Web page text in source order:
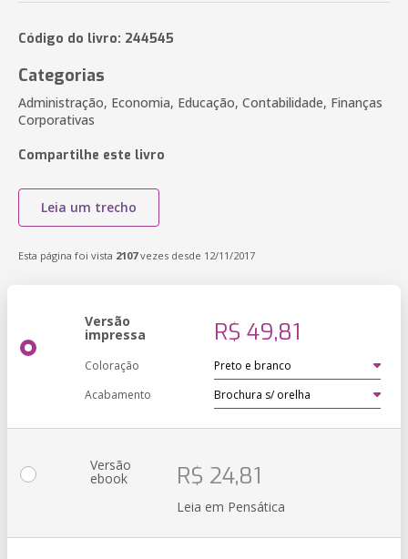
Código do livro: 244545
Categorias
Administração, Economia, Educação, Contabilidade, Finanças
Corporativas
Compartilhe este livro
Leia um trecho
Esta página foi vista 2107vezes desde 12/11/2017
Versão
impressa R$ 49,81
Coloração
Acabamento
Versão
ebook R$ 24,81
Leia em Pensática